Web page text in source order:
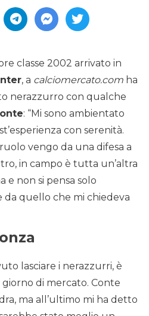
classe 2002 arrivato in
, a calciomercato.com ha
nerazzurro con qualche
: “Mi sono ambientato
con serenità.
vengo da una difesa a
in campo è tutta un’altra
e non si pensa solo
da quello che mi chiedeva
lasciare i nerazzurri, è
di mercato. Conte
ma all’ultimo mi ha detto